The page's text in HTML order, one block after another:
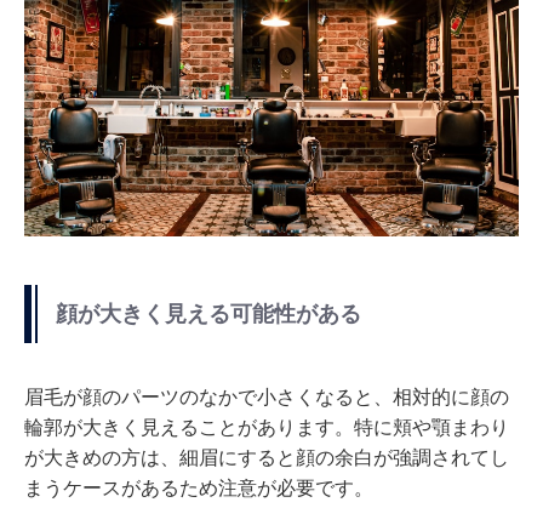
顔が大きく見える可能性がある
眉毛が顔のパーツのなかで小さくなると、相対的に顔の
輪郭が大きく見えることがあります。特に頬や顎まわり
が大きめの方は、細眉にすると顔の余白が強調されてし
まうケースがあるため注意が必要です。